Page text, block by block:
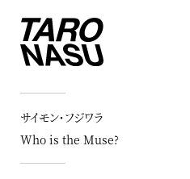
サイモン・フジワラ
Who is the Muse?